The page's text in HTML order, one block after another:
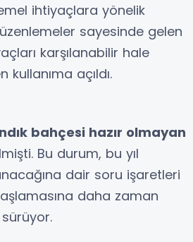
ihtiyaçlara yönelik
sayesinde gelen
karşılanabilir hale
açıldı.
bahçesi hazır olmayan
Bu durum, bu yıl
dair soru işaretleri
daha zaman